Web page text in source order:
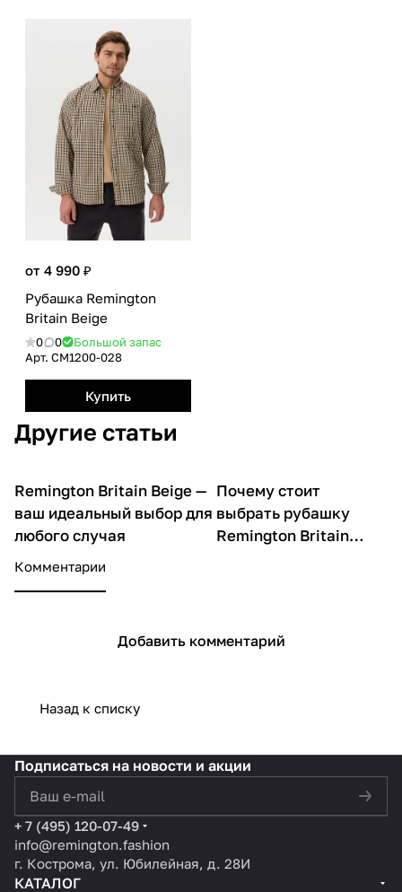
от 4 990 ₽
Рубашка Remington
Britain Beige
0 0
Большой запас
Арт. CM1200-028
Купить
Другие статьи
О товарах
Remington Britain Beige —
ваш идеальный выбор для
любого случая
О товарах
Почему стоит
выбрать рубашку
Remington Britain
Комментарии
Добавить комментарий
Назад к списку
Подписаться на новости и акции
+ 7 (495) 120-07-49
info@remington.fashion
г. Кострома, ул. Юбилейная, д. 28И
КАТАЛОГ